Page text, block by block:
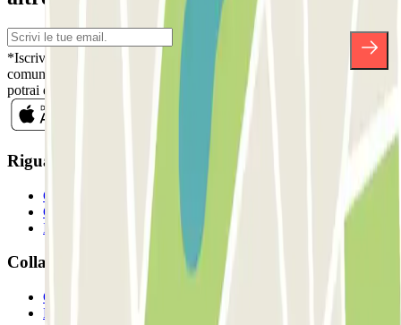
*Iscrivendoti, accetti la nostra Informativa sulla Privacy per ricevere
comunicazioni commerciali da Parclick. Senza alcun impegno,
potrai disiscriverti quando vuoi direttamente dalla stessa newsletter.
Riguardo a Parclcik
Chi siamo
Come funziona?
I Nostri Parcheggi
Collaboriamo?
Collaboratori
Proprietari di parcheggio